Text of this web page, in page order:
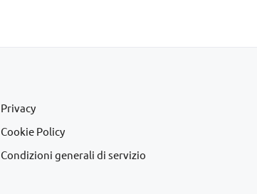
Privacy
Cookie Policy
Condizioni generali di servizio